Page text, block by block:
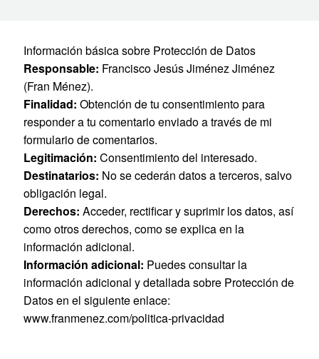
Información básica sobre Protección de Datos
Responsable: Francisco Jesús Jiménez Jiménez
(Fran Ménez).
Finalidad: Obtención de tu consentimiento para
responder a tu comentario enviado a través de mi
formulario de comentarios.
Legitimación: Consentimiento del interesado.
Destinatarios: No se cederán datos a terceros, salvo
obligación legal.
Derechos: Acceder, rectificar y suprimir los datos, así
como otros derechos, como se explica en la
información adicional.
Información adicional: Puedes consultar la
información adicional y detallada sobre Protección de
Datos en el siguiente enlace:
www.franmenez.com/politica-privacidad